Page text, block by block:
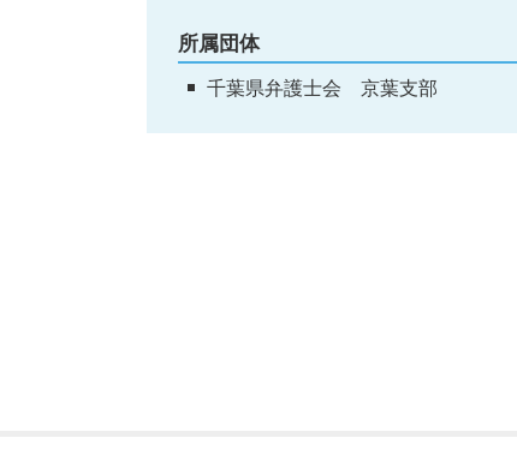
所属団体
千葉県弁護士会 京葉支部